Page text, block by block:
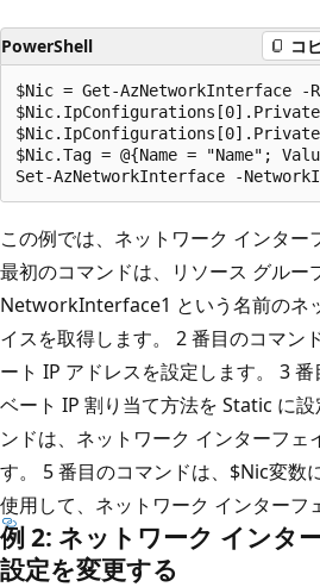
PowerShell コ
$Nic = Get-AzNetworkInterface -
$Nic.Tag = @{Name = "Name";
この例では、ネットワーク インター
最初のコマンドは、リソース グル
NetworkInterface1 という名前のネ
イスを取得します。 2 番目のコマン
ート IP アドレスを設定します。 3
ベート IP 割り当て方法を Static に
ンドは、ネットワーク インターフェ
す。 5 番目のコマンドは、$Nic変数
使用して、ネットワーク インターフ
例 2: ネットワーク インタ
設定を変更する